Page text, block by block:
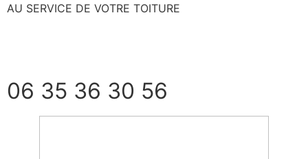
AU SERVICE DE VOTRE TOITURE
06 35 36 30 56